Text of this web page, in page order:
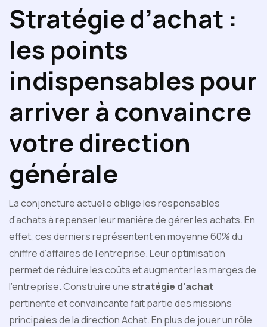
Stratégie d’achat :
les points
indispensables pour
arriver à convaincre
votre direction
générale
La conjoncture actuelle oblige les responsables
d’achats à repenser leur manière de gérer les achats. En
effet, ces derniers représentent en moyenne 60% du
chiffre d’affaires de l’entreprise. Leur optimisation
permet de réduire les coûts et augmenter les marges de
l’entreprise. Construire une stratégie d’achat
pertinente et convaincante fait partie des missions
principales de la direction Achat. En plus de jouer un rôle